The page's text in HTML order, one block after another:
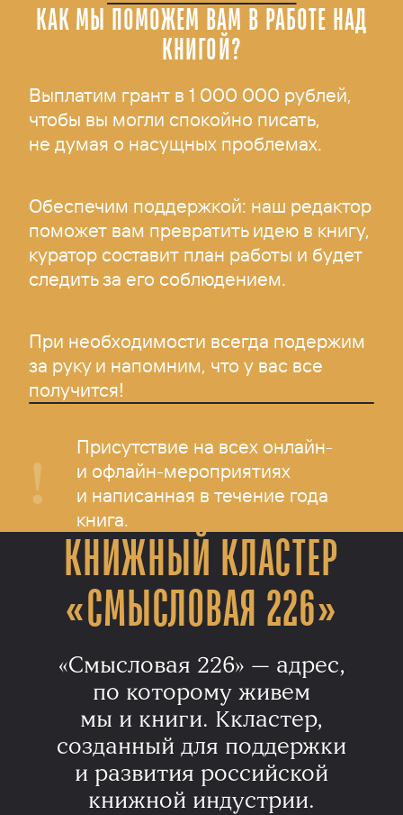
КАК МЫ ПОМОЖЕМ ВАМ В РАБОТЕ НАД
КНИГОЙ?
Выплатим грант в 1 000 000 рублей,
чтобы вы могли спокойно писать,
не думая о насущных проблемах.
Обеспечим поддержкой: наш редактор
поможет вам превратить идею в книгу,
куратор составит план работы и будет
следить за его соблюдением.
При необходимости всегда подержим
за руку и напомним, что у вас все
получится!
Присутствие на всех онлайн-
и офлайн-мероприятиях
и написанная в течение года
книга.
КНИЖНЫЙ КЛАСТЕР
«СМЫСЛОВАЯ 226»
«Смысловая 226» — адрес,
по которому живем
мы и книги. Ккластер,
созданный для поддержки
и развития российской
книжной индустрии.